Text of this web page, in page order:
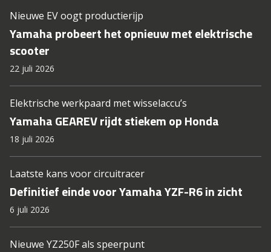
Nieuwe EV oogt productierijp
Yamaha probeert het opnieuw met elektrische
scooter
22 juli 2026
Elektrische werkpaard met wisselaccu’s
Yamaha GEAREV rijdt stiekem op Honda
18 juli 2026
Laatste kans voor circuitracer
Definitief einde voor Yamaha YZF-R6 in zicht
6 juli 2026
Nieuwe YZ250F als speerpunt